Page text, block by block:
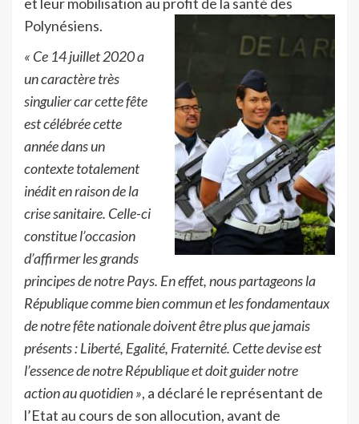
Polynésiens.
« Ce 14 juillet 2020 a
un caractère très
singulier car cette fête
est célébrée cette
année dans un
contexte totalement
inédit en raison de la
crise sanitaire. Celle-ci
constitue l’occasion
d’affirmer les grands
principes de notre Pays. En effet, nous partageons la
République comme bien commun et les fondamentaux
de notre fête nationale doivent être plus que jamais
présents : Liberté, Egalité, Fraternité. Cette devise est
l’essence de notre République et doit guider notre
action au quotidien », a déclaré le représentant de
l’Etat au cours de son allocution, avant de